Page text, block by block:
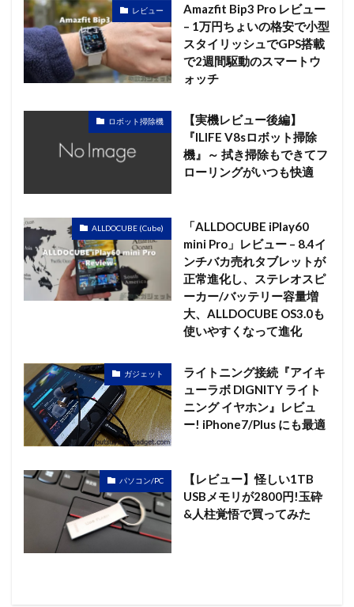
レビュー
Amazfit Bip3 Pro レビュー
– 1万円ちょいの格安で小型
スタイリッシュでGPS搭載
で2週間駆動のスマートウ
ォッチ
ロボット掃除機
【実機レビュー後編】
『ILIFE V8sロボット掃除
機』～ 拭き掃除もできてフ
ローリングがいつも快適
ALLDOCUBE (Cube)
「ALLDOCUBE iPlay60
mini Pro」レビュー – 8.4イ
ンチバカ売れタブレットが
正常進化し、ステレオスピ
ーカー/バッテリー容量増
大、ALLDOCUBE OS3.0も
使いやすくなって進化
ガジェット
ライトニング接続『アイキ
ューラボ DIGNITY ライト
ニング イヤホン』レビュ
ー! iPhone7/Plus にも最適
パソコン/PC
【レビュー】怪しい1TB
USBメモリが2800円!玉砕
&人柱覚悟で買ってみた